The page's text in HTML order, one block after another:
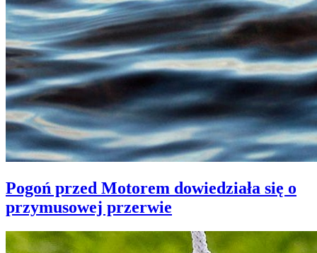
Pogoń przed Motorem dowiedziała się o
przymusowej przerwie